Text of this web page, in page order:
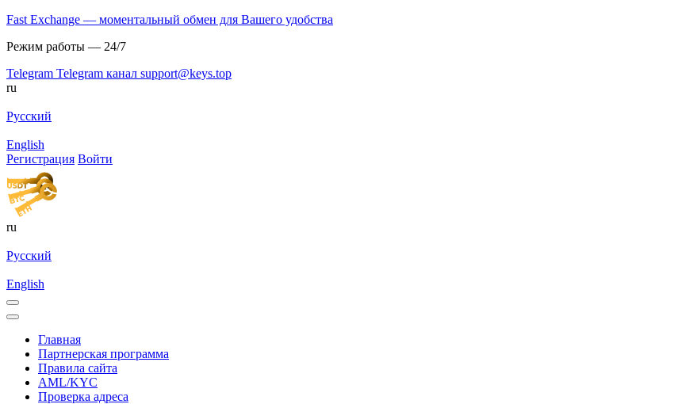
Fast Exchange — моментальный обмен для Вашего удобства
Режим работы — 24/7
Telegram Telegram канал support@keys.top
ru
Русский
English
Регистрация Войти
ru
Русский
English
Главная
Партнерская программа
Правила сайта
AML/KYC
Проверка адреса